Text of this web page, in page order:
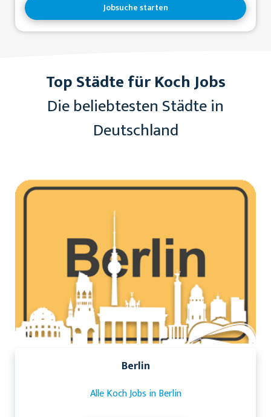
Jobsuche starten
Top Städte für Koch Jobs
Die beliebtesten Städte in
Deutschland
Berlin
Alle Koch Jobs in Berlin